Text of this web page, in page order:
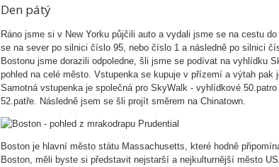
Den pátý
Ráno jsme si v New Yorku půjčili auto a vydali jsme se na cestu
se na sever po silnici číslo 95, nebo číslo 1 a následně po silnici
Bostonu jsme dorazili odpoledne, šli jsme se podívat na vyhlídku
pohled na celé město. Vstupenka se kupuje v přízemí a výtah
Samotná vstupenka je společná pro SkyWalk - vyhlídkové
52.patře. Následně jsem se šli projít směrem na Chinatown.
Boston je hlavní město státu Massachusetts, které hodně
Boston, měli byste si představit nejstarší a nejkulturnější město